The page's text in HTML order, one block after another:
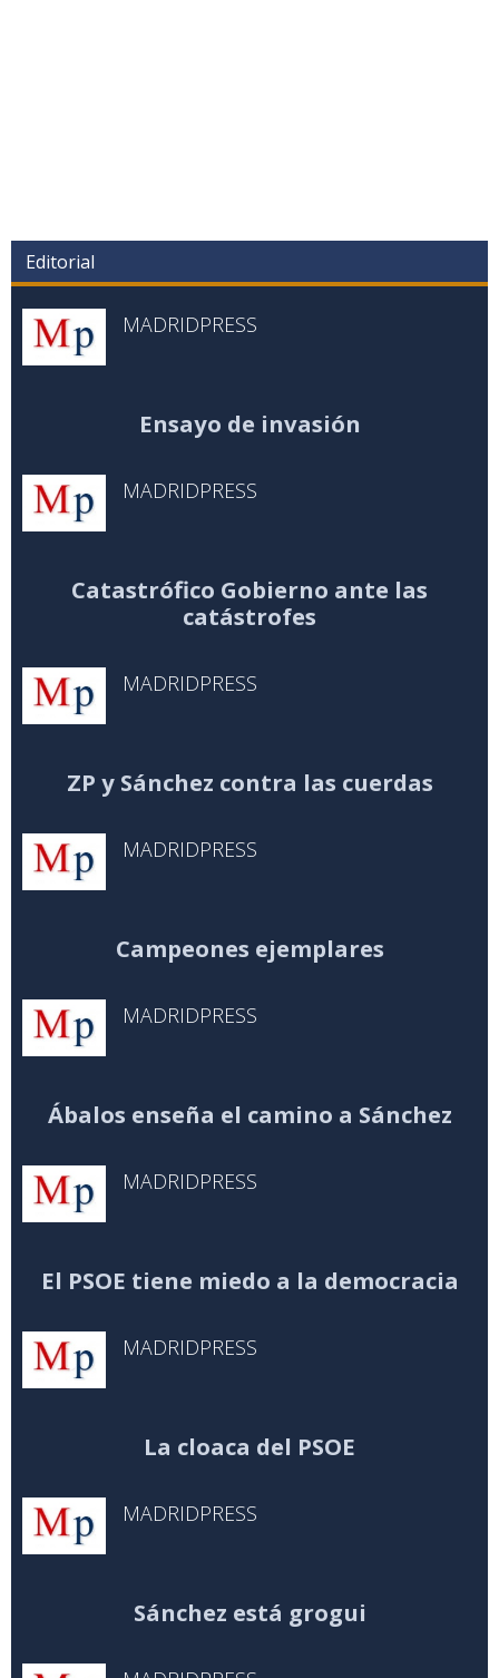
Editorial
MADRIDPRESS
Ensayo de invasión
MADRIDPRESS
Catastrófico Gobierno ante las
catástrofes
MADRIDPRESS
ZP y Sánchez contra las cuerdas
MADRIDPRESS
Campeones ejemplares
MADRIDPRESS
Ábalos enseña el camino a Sánchez
MADRIDPRESS
El PSOE tiene miedo a la democracia
MADRIDPRESS
La cloaca del PSOE
MADRIDPRESS
Sánchez está grogui